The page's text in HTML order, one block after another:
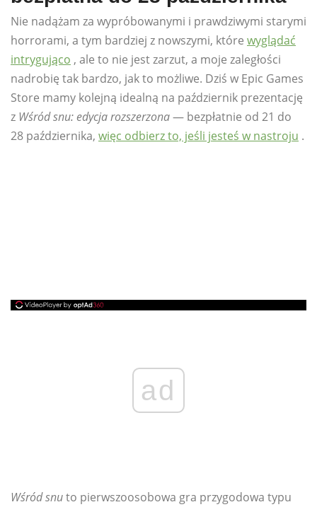
Nie nadążam za wypróbowanymi i prawdziwymi starymi
horrorami, a tym bardziej z nowszymi, które wyglądać
intrygująco , ale to nie jest zarzut, a moje zaległości
nadrobię tak bardzo, jak to możliwe. Dziś w Epic Games
Store mamy kolejną idealną na październik prezentację
z Wśród snu: edycja rozszerzona— bezpłatnie od 21 do
28 października, więc odbierz to, jeśli jesteś w nastroju .
ad
Wśród snuto pierwszoosobowa gra przygodowa typu